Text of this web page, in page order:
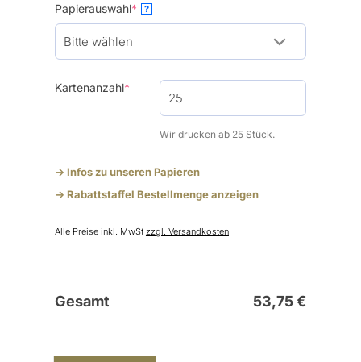
Papierauswahl*(required)
?
Kartenanzahl*(required)
Wir drucken ab 25 Stück.
-> Infos zu unseren Papieren
-> Rabattstaffel Bestellmenge anzeigen
Alle Preise inkl. MwSt zzgl. Versandkosten
Gesamt 53,75€